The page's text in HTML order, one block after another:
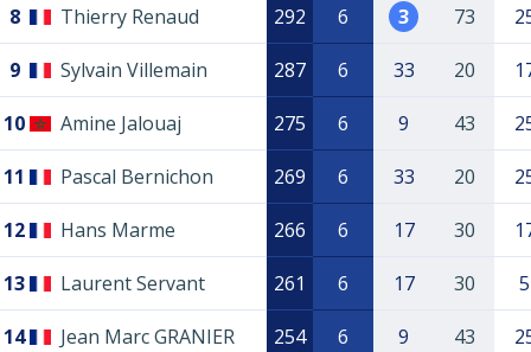
8 Thierry Renaud 292 6 3 73
9 Sylvain Villemain 287 6 33 20
10 Amine Jalouaj 275 6 9 43
11 Pascal Bernichon 269 6 33 20
12 Hans Marme 266 6 17 30
13 Laurent Servant 261 6 17 30 5
14 Jean Marc GRANIER 254 6 9 43